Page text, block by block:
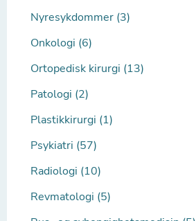
Nyresykdommer (3)
Onkologi (6)
Ortopedisk kirurgi (13)
Patologi (2)
Plastikkirurgi (1)
Psykiatri (57)
Radiologi (10)
Revmatologi (5)